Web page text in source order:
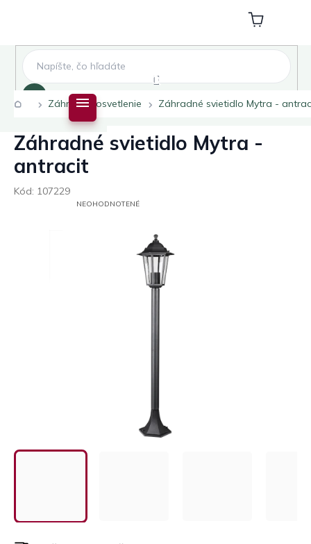
Nákupný
košík
DomovZáhradné osvetlenie Záhradné svietidlo Mytra -
Záhradné svietidlo Mytra -
antracit
Kód: 107229
PRIEMERNÉNEOHODNOTENÉ